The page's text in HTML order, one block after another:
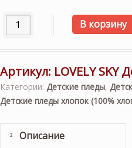
Количество товара "Lovely
В корзину
Артикул: LOVELY SKY
Категории: Детские пледы,
Детские пледы хлопок (100%
Описание